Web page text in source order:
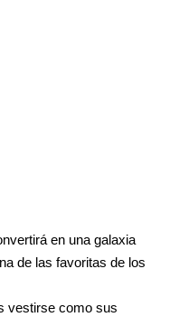
en una galaxia
de las favoritas de los
vestirse como sus